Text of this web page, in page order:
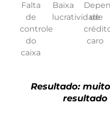
Falta
de
controle
do
caixa
Baixa
lucratividade
de
caro
Resultado:
resultado